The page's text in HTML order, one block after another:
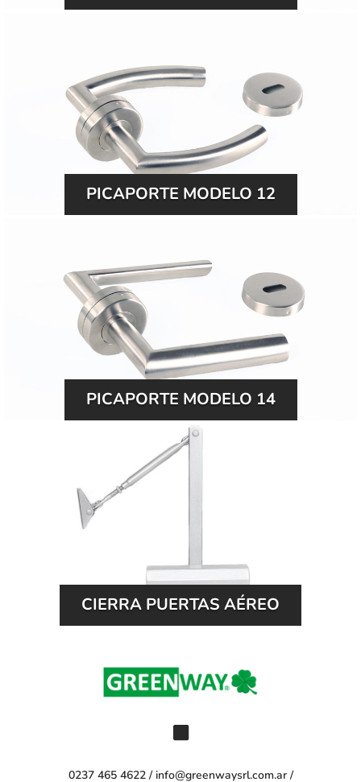
PICAPORTE MODELO 12
PICAPORTE MODELO 14
CIERRA PUERTAS AÉREO
0237 465 4622 / info@greenwaysrl.com.ar /